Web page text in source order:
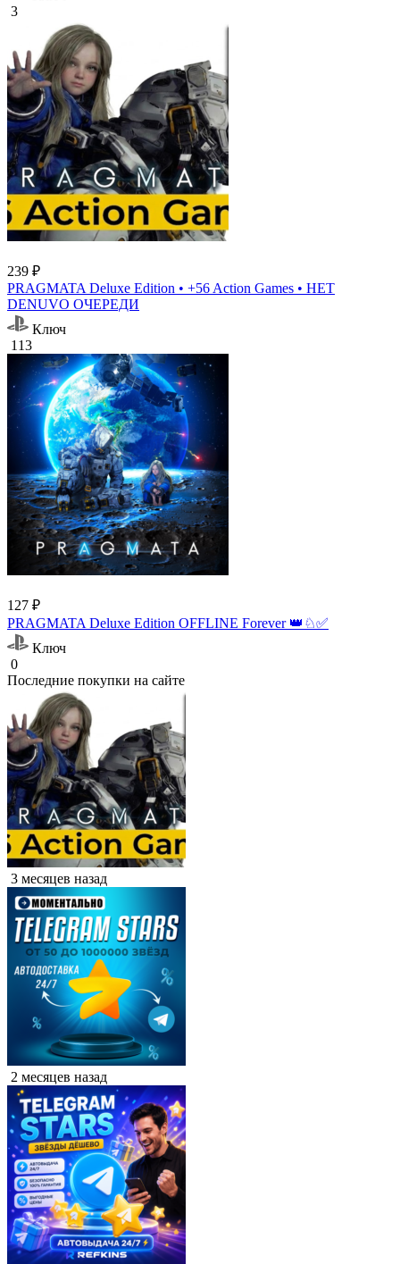
3
239 ₽
PRAGMATA Deluxe Edition • +56 Action Games • НЕТ
DENUVO ОЧЕРЕДИ
Ключ
113
127 ₽
PRAGMATA Deluxe Edition OFFLINE Forever 👑♘✅
Ключ
0
Последние покупки на сайте
3 месяцев назад
2 месяцев назад